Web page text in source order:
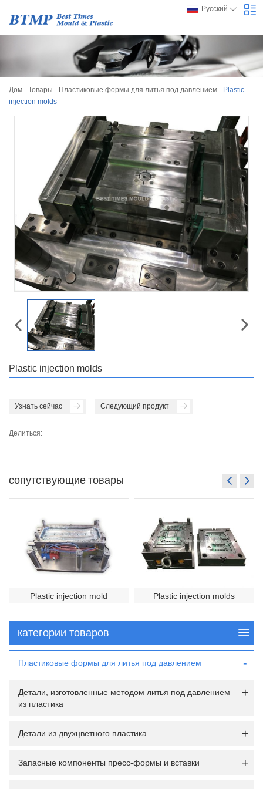
Русский
Дом - Товары - Пластиковые формы для литья под давлением - Plastic
injection molds
Plastic injection molds
Узнать сейчас Следующий продукт
Делиться:
сопутствующие товары
Plastic injection mold Plastic injection molds
категории товаров
Пластиковые формы для литья под давлением
Детали, изготовленные методом литья под давлением
из пластика
Детали из двухцветного пластика
Запасные компоненты пресс-формы и вставки